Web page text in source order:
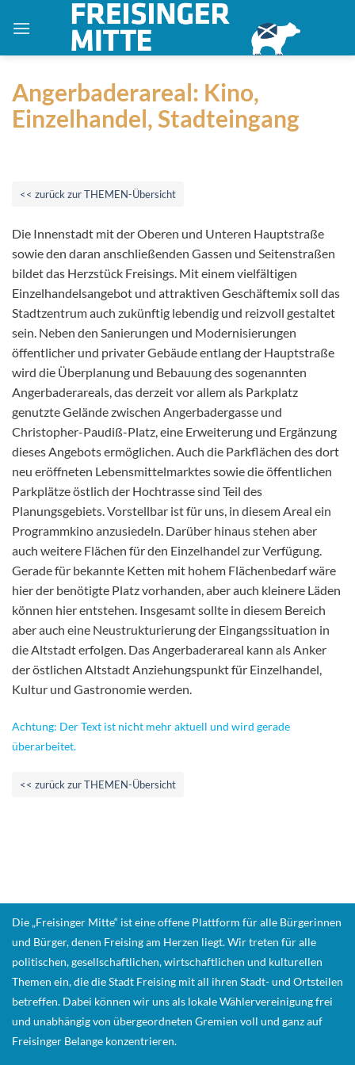
Inhalt
Angerbaderareal: Kino,
Einzelhandel, Stadteingang
<< zurück zur THEMEN-Übersicht
Die Innenstadt mit der Oberen und Unteren Hauptstraße
sowie den daran anschließenden Gassen und Seitenstraßen
bildet das Herzstück Freisings. Mit einem vielfältigen
Einzelhandelsangebot und attraktiven Geschäftemix soll das
Stadtzentrum auch zukünftig lebendig und reizvoll gestaltet
sein. Neben den Sanierungen und Modernisierungen
öffentlicher und privater Gebäude entlang der Hauptstraße
wird die Überplanung und Bebauung des sogenannten
Angerbaderareals, das derzeit vor allem als Parkplatz
genutzte Gelände zwischen Angerbadergasse und
Christopher-Paudiß-Platz, eine Erweiterung und Ergänzung
dieses Angebots ermöglichen. Auch die Parkflächen des dort
neu eröffneten Lebensmittelmarktes sowie die öffentlichen
Parkplätze östlich der Hochtrasse sind Teil des
Planungsgebiets. Vorstellbar ist für uns, in diesem Areal ein
Programmkino anzusiedeln. Darüber hinaus stehen aber
auch weitere Flächen für den Einzelhandel zur Verfügung.
Gerade für bekannte Ketten mit hohem Flächenbedarf wäre
hier der benötigte Platz vorhanden, aber auch kleinere Läden
können hier entstehen. Insgesamt sollte in diesem Bereich
aber auch eine Neustrukturierung der Eingangssituation in
die Altstadt erfolgen. Das Angerbaderareal kann als Anker
der östlichen Altstadt Anziehungspunkt für Einzelhandel,
Kultur und Gastronomie werden.
Achtung: Der Text ist nicht mehr aktuell und wird gerade
überarbeitet.
<< zurück zur THEMEN-Übersicht
Die „Freisinger Mitte“ ist eine offene Plattform für alle Bürgerinnen
und Bürger, denen Freising am Herzen liegt. Wir treten für alle
politischen, gesellschaftlichen, wirtschaftlichen und kulturellen
Themen ein, die die Stadt Freising mit all ihren Stadt- und Ortsteilen
betreffen. Dabei können wir uns als lokale Wählervereinigung frei
und unabhängig von übergeordneten Gremien voll und ganz auf
Freisinger Belange konzentrieren.